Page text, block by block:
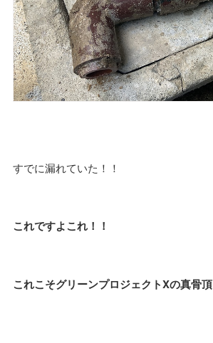
すでに漏れていた！！
これですよこれ！！
これこそグリーンプロジェクトXの真骨頂